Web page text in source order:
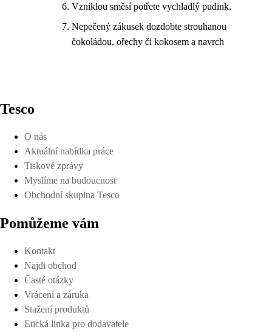
Vzniklou směsí potřete vychladlý pudink.
Nepečený zákusek dozdobte strouhanou
čokoládou, ořechy či kokosem a navrch
Tesco
O nás
Aktuální nabídka práce
Tiskové zprávy
Myslíme na budoucnost
Obchodní skupina Tesco
Pomůžeme vám
Kontakt
Najdi obchod
Časté otázky
Vrácení a záruka
Stažení produktů
Etická linka pro dodavatele